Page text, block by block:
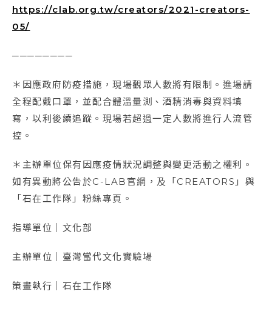
https://clab.org.tw/creators/2021-creators-
05/
────────
＊因應政府防疫措施，現場觀眾人數將有限制。進場請
全程配戴口罩，並配合體溫量測、酒精消毒與資料填
寫，以利後續追蹤。現場若超過一定人數將進行人流管
控。
＊主辦單位保有因應疫情狀況調整與變更活動之權利。
如有異動將公告於C-LAB官網，及「CREATORS」與
「石在工作隊」粉絲專頁。
指導單位｜文化部
主辦單位｜臺灣當代文化實驗場
策畫執行｜石在工作隊